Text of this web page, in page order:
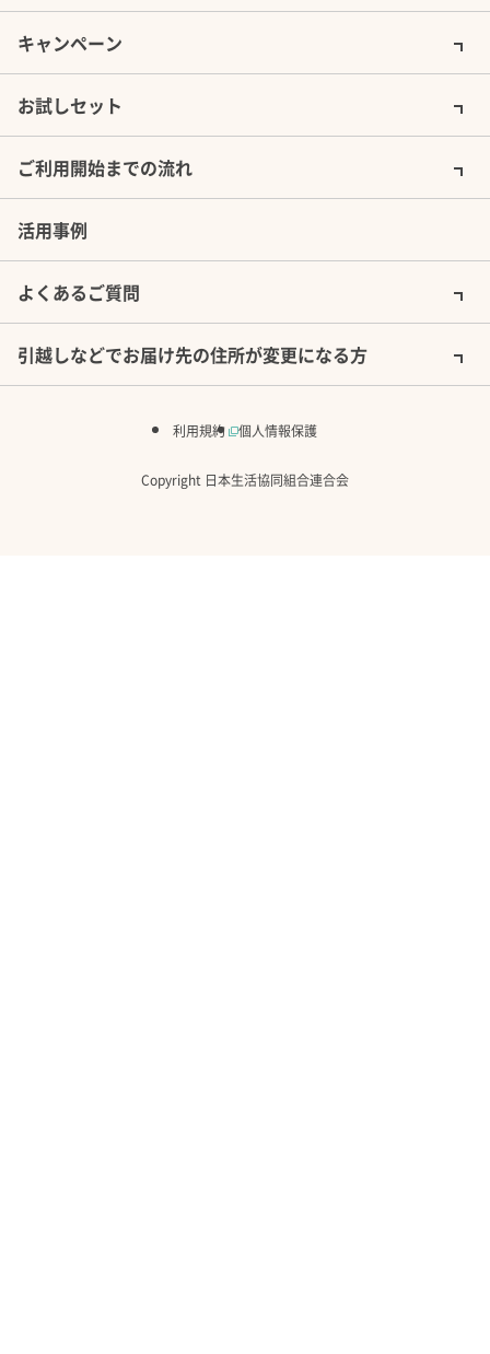
キャンペーン
お試しセット
ご利用開始までの流れ
活用事例
よくあるご質問
引越しなどでお届け先の住所が変更になる方
利用規約 個人情報保護
Copyright 日本生活協同組合連合会